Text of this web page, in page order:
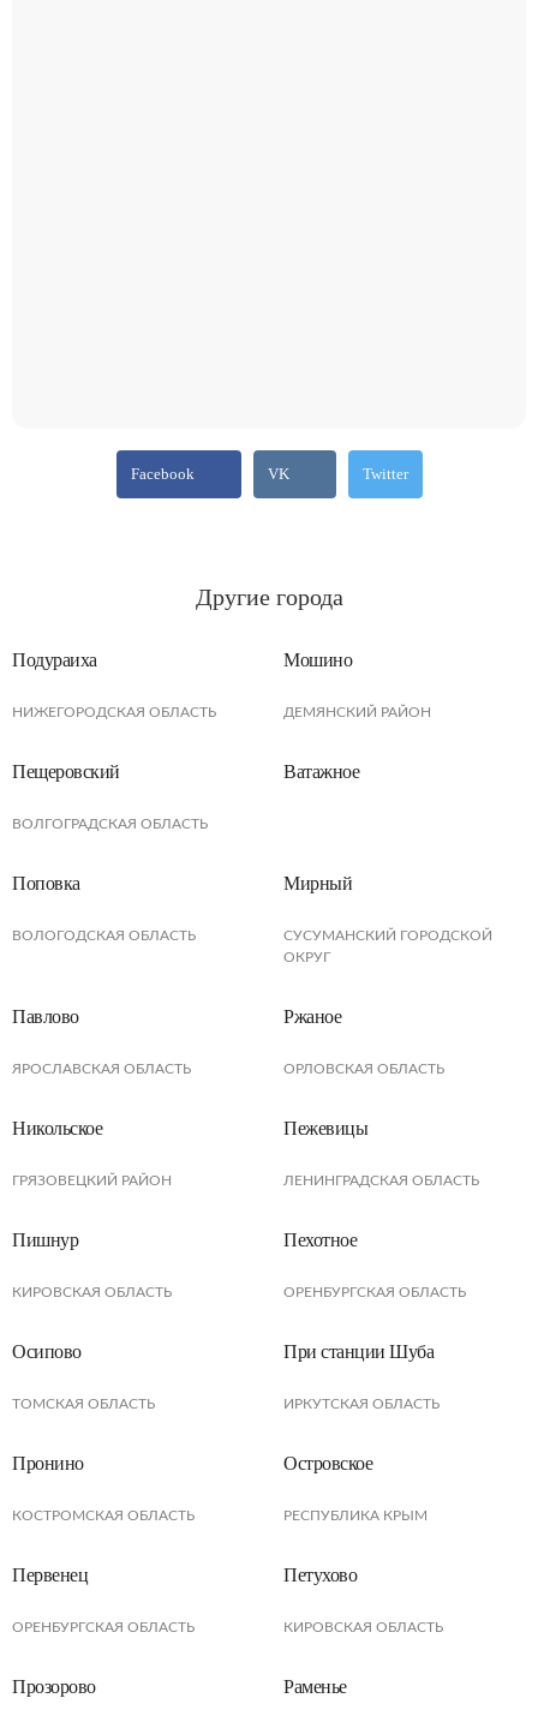
Facebook VK Twitter
Другие города
Подураиха
НИЖЕГОРОДСКАЯ ОБЛАСТЬ
Мошино
ДЕМЯНСКИЙ РАЙОН
Пещеровский
ВОЛГОГРАДСКАЯ ОБЛАСТЬ
Ватажное
Поповка
ВОЛОГОДСКАЯ ОБЛАСТЬ
Мирный
СУСУМАНСКИЙ ГОРОДСКОЙ
ОКРУГ
Павлово
ЯРОСЛАВСКАЯ ОБЛАСТЬ
Ржаное
ОРЛОВСКАЯ ОБЛАСТЬ
Никольское
ГРЯЗОВЕЦКИЙ РАЙОН
Пежевицы
ЛЕНИНГРАДСКАЯ ОБЛАСТЬ
Пишнур
КИРОВСКАЯ ОБЛАСТЬ
Пехотное
ОРЕНБУРГСКАЯ ОБЛАСТЬ
Осипово
ТОМСКАЯ ОБЛАСТЬ
При станции Шуба
ИРКУТСКАЯ ОБЛАСТЬ
Пронино
КОСТРОМСКАЯ ОБЛАСТЬ
Островское
РЕСПУБЛИКА КРЫМ
Первенец
ОРЕНБУРГСКАЯ ОБЛАСТЬ
Петухово
КИРОВСКАЯ ОБЛАСТЬ
Прозорово Раменье